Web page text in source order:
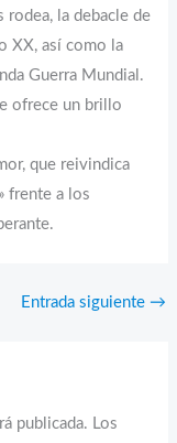
rodea, la debacle de
XX, así como la
Guerra Mundial.
ofrece un brillo
que reivindica
frente a los
Entrada siguiente →
publicada. Los